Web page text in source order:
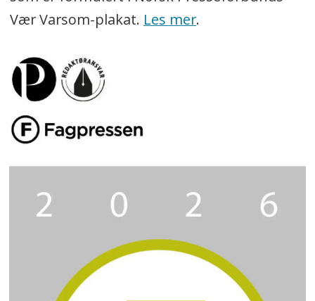
Vær Varsom-plakat. Les mer.